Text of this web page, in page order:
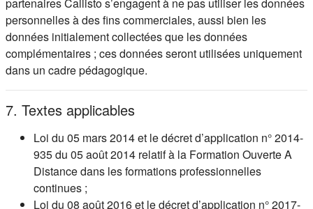
personnelles à des fins commerciales, aussi bien les
données initialement collectées que les données
complémentaires ; ces données seront utilisées uniquement
dans un cadre pédagogique.
7. Textes applicables
Loi du 05 mars 2014 et le décret d’application n° 2014-
935 du 05 août 2014 relatif à la Formation Ouverte A
Distance dans les formations professionnelles
continues ;
Loi du 08 août 2016 et le décret d’application n° 2017-